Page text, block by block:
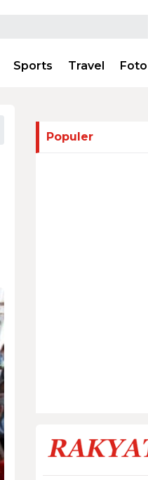
Sports Travel Foto
Populer